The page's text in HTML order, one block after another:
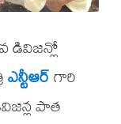
డివిజన్లో
ఎన్టీఆర్గారి
పాత